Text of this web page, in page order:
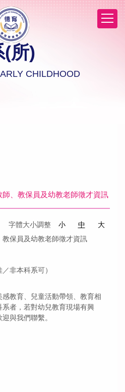
(所)
CHILDHOOD
、教保員及幼教老師徵才資訊
字體大小調整 小 中
大
保員及幼教老師徵才資訊
非本科系可）
教育、兒童活動帶領、教育相
者，若對幼兒教育現場有興
與我們聯繫。